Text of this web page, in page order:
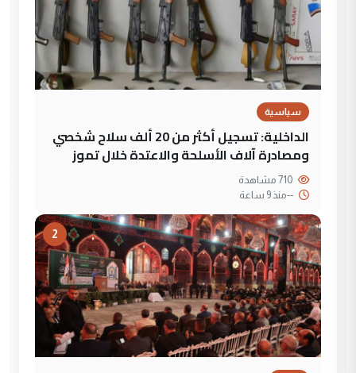
سياسية
الداخلية: تسجيل أكثر من 20 ألف سلاح شخصي
ومصادرة آلاف الأسلحة والاعتدة خلال تموز
--منذ 9 ساعة
2